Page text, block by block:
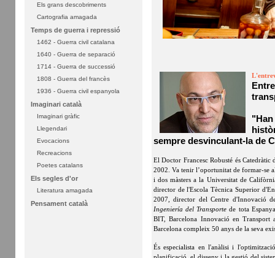
Els grans descobriments
Cartografia amagada
Temps de guerra i repressió
1462 - Guerra civil catalana
1640 - Guerra de separació
1714 - Guerra de successió
1808 - Guerra del francès
1936 - Guerra civil espanyola
Imaginari català
Imaginari gràfic
Llegendari
Evocacions
Recreacions
Poetes catalans
Els segles d'or
Literatura amagada
Pensament català
sempre desvinculant-la de
El Doctor Francesc Robusté és
2002. Va tenir l’oportunitat de formar-se
i dos màsters a la Universitat de
director de l'Escola Tècnica Superior
2007, director del Centre d'Innovació
Ingeniería del Transporte de tota
BIT, Barcelona Innovació en Transport
Barcelona compleix 50 anys de la seva
És especialista en l'anàlisi i